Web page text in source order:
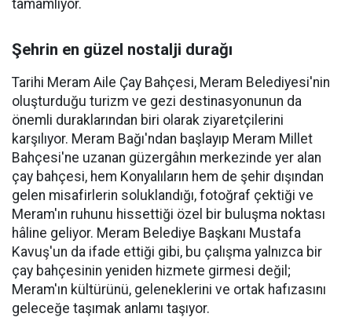
tamamlıyor.
Şehrin en güzel nostalji durağı
Tarihi Meram Aile Çay Bahçesi, Meram Belediyesi'nin
oluşturduğu turizm ve gezi destinasyonunun da
önemli duraklarından biri olarak ziyaretçilerini
karşılıyor. Meram Bağı'ndan başlayıp Meram Millet
Bahçesi'ne uzanan güzergâhın merkezinde yer alan
çay bahçesi, hem Konyalıların hem de şehir dışından
gelen misafirlerin soluklandığı, fotoğraf çektiği ve
Meram'ın ruhunu hissettiği özel bir buluşma noktası
hâline geliyor. Meram Belediye Başkanı Mustafa
Kavuş'un da ifade ettiği gibi, bu çalışma yalnızca bir
çay bahçesinin yeniden hizmete girmesi değil;
Meram'ın kültürünü, geleneklerini ve ortak hafızasını
geleceğe taşımak anlamı taşıyor.